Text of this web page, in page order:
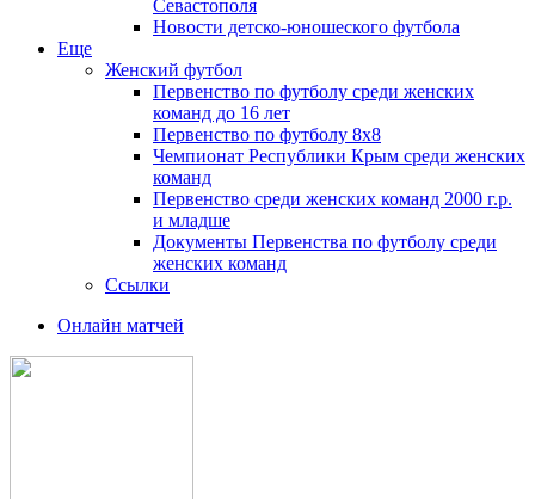
Севастополя
Новости детско-юношеского футбола
Еще
Женский футбол
Первенство по футболу среди женских
команд до 16 лет
Первенство по футболу 8х8
Чемпионат Республики Крым среди женских
команд
Первенство среди женских команд 2000 г.р.
и младше
Документы Первенства по футболу среди
женских команд
Ссылки
Онлайн матчей